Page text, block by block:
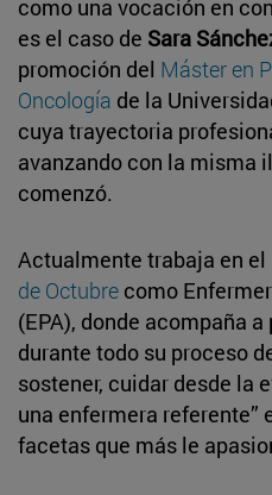
como una vocación en
es el caso de Sara
promoción del Máster en
Oncología de la
cuya trayectoria
avanzando con la misma
comenzó.
Actualmente trabaja en el
de Octubre como
(EPA), donde acompaña
durante todo su proceso
sostener, cuidar desde la
una enfermera referente”
facetas que más le